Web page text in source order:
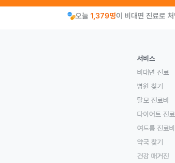
오늘 1,379명이 비대면 진료로
서비스
비대면 진료
병원 찾기
탈모 진료비
다이어트 진료
여드름 진료비
약국 찾기
건강 매거진